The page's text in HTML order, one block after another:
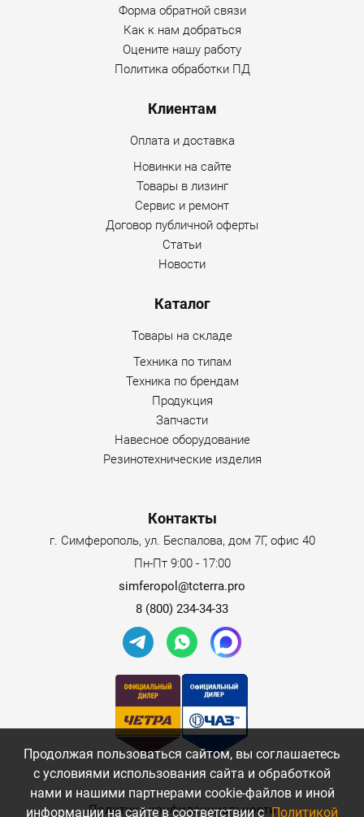
комфорт оператора (сиденье на
пневмоподвеске, система кондиционирования
воздуха, кабина установлена на гидравлической
опоре для улучшения звукоизоляции и снижения
система мониторинга ГЛОНАСС/GPS
данные и графики по уровню топлива, отчеты по
работе машины).
Переднее навесное оборудование / размеры (ШхВ) /
объем отвала (м3)
полусферический отвал - 3154 x 1273 / 4.28;
Заднее навесное оборудование
кабина с двойным остеклением;
независимое отопление кабины;
система предпускового подогрева двигателя;
температурное исполнение-50С+35С;
аудиосистема;
сирена автоматического заднего хода;
звуковой сигнал при движении задним ходом;
боковые зеркала;
сиденье с микродавлением и пневматической
подвеской.
Форма обратной связи
Как к нам добраться
Оцените нашу работу
Политика обработки ПД
Клиентам
Оплата и доставка
Новинки на сайте
Товары в лизинг
Сервис и ремонт
Договор публичной оферты
Статьи
Новости
Каталог
Товары на складе
Техника по типам
Техника по брендам
Продукция
Запчасти
Навесное оборудование
Резинотехнические изделия
Контакты
г. Симферополь, ул. Беспалова, дом 7Г, офис 40
Пн-Пт 9:00 - 17:00
simferopol@tcterra.pro
8 (800) 234-34-33
Политика конфиденциальности
Продолжая пользоваться сайтом, вы соглашаетесь
с условиями использования сайта и обработкой
нами и нашими партнерами cookie-файлов и иной
информации на сайте в соответствии с Политикой